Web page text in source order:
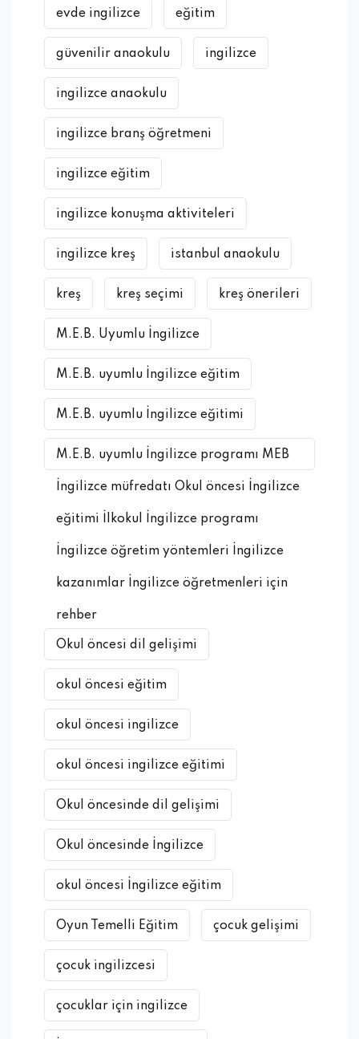
evde ingilizce eğitim
güvenilir anaokulu ingilizce
ingilizce anaokulu
ingilizce branş öğretmeni
ingilizce eğitim
ingilizce konuşma aktiviteleri
ingilizce kreş istanbul anaokulu
kreş kreş seçimi kreş önerileri
M.E.B. Uyumlu İngilizce
M.E.B. uyumlu İngilizce eğitim
M.E.B. uyumlu İngilizce eğitimi
M.E.B. uyumlu İngilizce programı MEB
İngilizce müfredatı Okul öncesi İngilizce
eğitimi İlkokul İngilizce programı
İngilizce öğretim yöntemleri İngilizce
kazanımlar İngilizce öğretmenleri için
rehber
Okul öncesi dil gelişimi
okul öncesi eğitim
okul öncesi ingilizce
okul öncesi ingilizce eğitimi
Okul öncesinde dil gelişimi
Okul öncesinde İngilizce
okul öncesi İngilizce eğitim
Oyun Temelli Eğitim çocuk gelişimi
çocuk ingilizcesi
çocuklar için ingilizce